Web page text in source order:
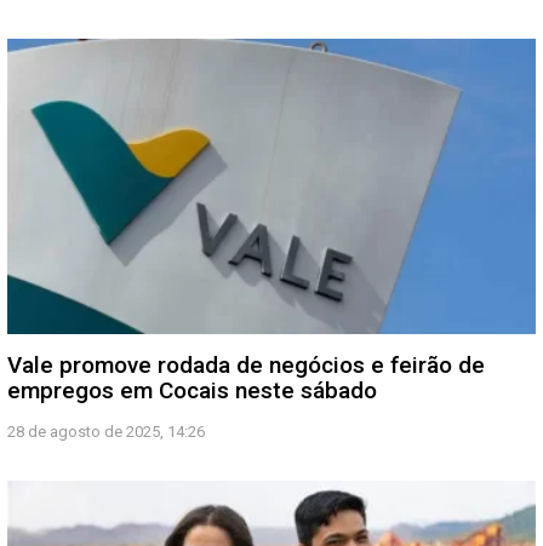
Vale promove rodada de negócios e feirão de
empregos em Cocais neste sábado
28 de agosto de 2025, 14:26